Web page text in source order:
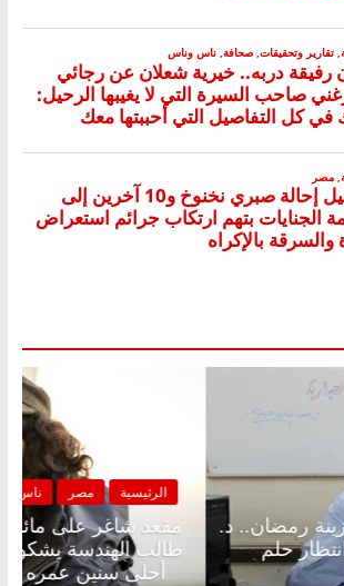
وبلكونة بلا زينة رمضان.. د.
خبير اقتصادي في انتظار حلم